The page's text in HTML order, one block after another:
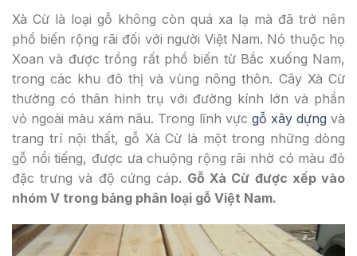
Xà Cừ là loại gỗ không còn quá xa lạ mà đã trở nên
phổ biến rộng rãi đối với người Việt Nam. Nó thuộc họ
Xoan và được trồng rất phổ biến từ Bắc xuống Nam,
trong các khu đô thị và vùng nông thôn. Cây Xà Cừ
thường có thân hình trụ với đường kính lớn và phần
vỏ ngoài màu xám nâu. Trong lĩnh vực gỗ xây dựng và
trang trí nội thất, gỗ Xà Cừ là một trong những dòng
gỗ nổi tiếng, được ưa chuộng rộng rãi nhờ có màu đỏ
đặc trưng và độ cứng cáp. Gỗ Xà Cừ được xếp vào
nhóm V trong bảng phân loại gỗ Việt Nam.